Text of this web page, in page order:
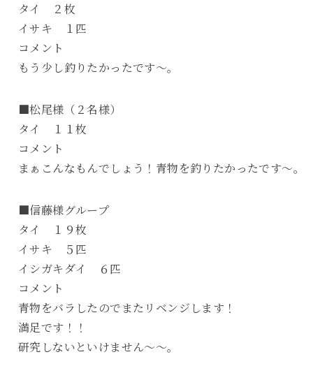
タイ ２枚
イサキ １匹
コメント
もう少し釣りたかったです～。
■松尾様（２名様）
タイ １１枚
コメント
まぁこんなもんでしょう！青物を釣りたかったです～。
■信藤様グループ
タイ １９枚
イサキ ５匹
イシガキダイ ６匹
コメント
青物をバラしたのでまたリベンジします！
満足です！！
研究しないといけません～～。